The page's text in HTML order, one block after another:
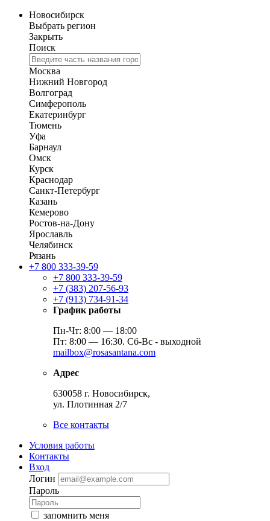
Новосибирск
Выбрать регион
Закрыть
Поиск
Москва
Нижний Новгород
Волгоград
Симферополь
Екатеринбург
Тюмень
Уфа
Барнаул
Омск
Курск
Краснодар
Санкт-Петербург
Казань
Кемерово
Ростов-на-Дону
Ярославль
Челябинск
Рязань
+7 800 333-39-59
+7 800 333-39-59
+7 (383) 207-56-93
+7 (913) 734-91-34
График работы
Пн-Чт: 8:00 — 18:00
Пт: 8:00 — 16:30. Сб-Вс - выходной
mailbox@rosasantana.com
Адрес
630058 г. Новосибирск,
ул. Плотинная 2/7
Все контакты
Условия работы
Контакты
Вход
Логин
Пароль
запомнить меня